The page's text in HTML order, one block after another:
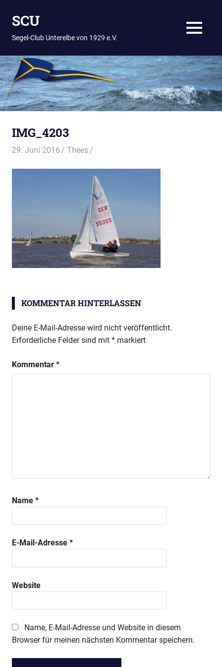
InhaltSCU
Segel-Club Unterelbe von 1929 e.V. MENÜ
IMG_4203
29. Juni 2016 Thees
KOMMENTAR HINTERLASSEN
Deine E-Mail-Adresse wird nicht veröffentlicht.
Erforderliche Felder sind mit * markiert
Kommentar *
Name *
E-Mail-Adresse *
Website
Name, E-Mail-Adresse und Website in diesem
Browser für meinen nächsten Kommentar speichern.